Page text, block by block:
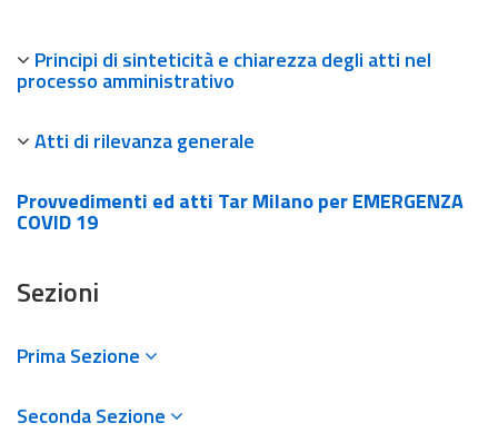
Principi di sinteticità e chiarezza degli atti nel
processo amministrativo
Atti di rilevanza generale
Provvedimenti ed atti Tar Milano per EMERGENZA
COVID 19
Sezioni
Prima Sezione
Seconda Sezione